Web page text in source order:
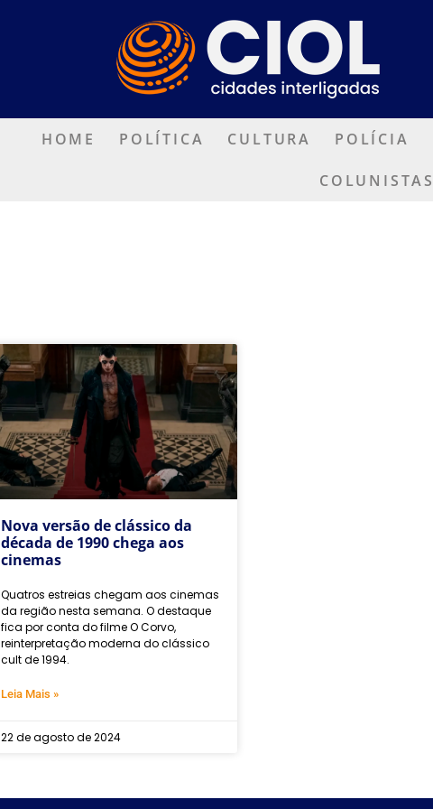
HOME POLÍTICA CULTURA POLÍCIA
COLUNISTAS
Nova versão de clássico da
década de 1990 chega aos
cinemas
Quatros estreias chegam aos cinemas
da região nesta semana. O destaque
fica por conta do filme O Corvo,
reinterpretação moderna do clássico
cult de 1994.
Leia Mais »
22 de agosto de 2024